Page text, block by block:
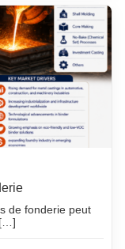
de fonderie peut
[…]